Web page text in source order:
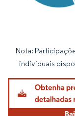
Imagem © Mordor
Nota:
individuais